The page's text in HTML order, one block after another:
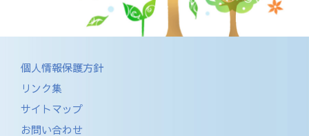
個人情報保護方針
リンク集
サイトマップ
お問い合わせ